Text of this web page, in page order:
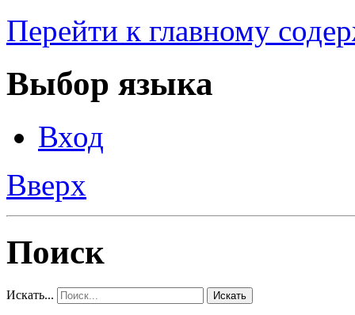
Перейти к главному
Выбор языка
Вход
Вверх
Поиск
Искать... Искать